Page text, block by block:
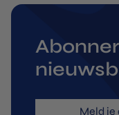
Meld je